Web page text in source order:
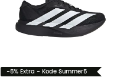
-5% Extra - Kode Summer5